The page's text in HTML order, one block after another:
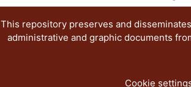
This repository preserves and
administrative and graphic documents
Cookie